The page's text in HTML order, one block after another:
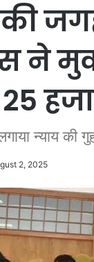
ने
न्याय की
2, 2025